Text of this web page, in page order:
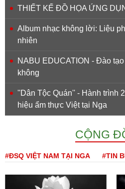
THIẾT KẾ ĐỒ HỌA ỨNG
Album nhạc không lời: Liệu
nhiên
NABU EDUCATION - Đào
không
''Dân Tộc Quán'' - Hành trình
hiệu ẩm thực Việt tại Nga
CỘNG
#ĐSQ VIỆT NAM TẠI NGA #TIN